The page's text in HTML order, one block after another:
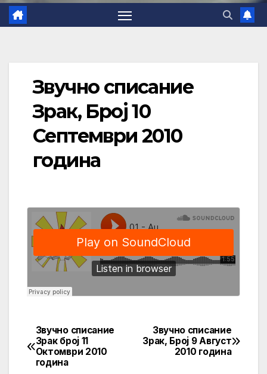
Звучно списание
Зрак, Број 10
Септември 2010
година
Post
navigation
Звучно списание
Зрак, Број 9 Август
2010 година
Звучно списание
Зрак број 11
Октомври 2010
година